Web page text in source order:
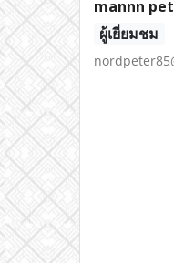
mannn
ผู้เยี่ยมชม